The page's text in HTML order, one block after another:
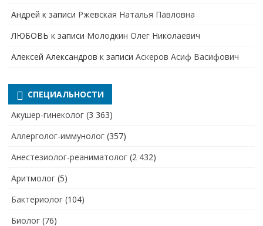
Андрей к записи Ржевская Наталья Павловна
ЛЮБОВЬ к записи Молодкин Олег Николаевич
Алексей Александров к записи Аскеров Асиф Васифович
СПЕЦИАЛЬНОСТИ
Акушер-гинеколог (3 363)
Аллерголог-иммунолог (357)
Анестезиолог-реаниматолог (2 432)
Аритмолог (5)
Бактериолог (104)
Биолог (76)